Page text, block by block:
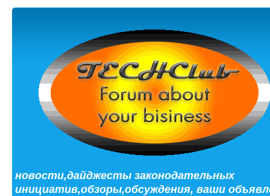
новости,дайджесты законодательных
инициатив,обзоры,обсуждения, ваши